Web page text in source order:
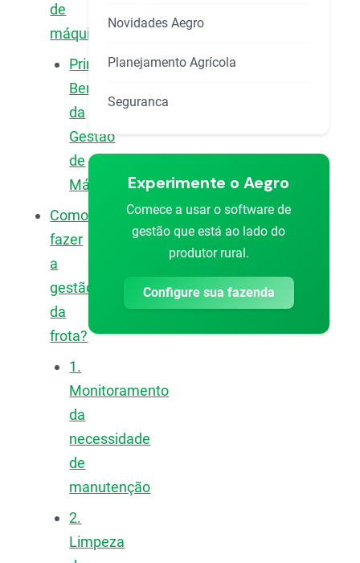
de
máquinas?
Principais
Benefícios
da
Gestão
de
Máquinas
Como
fazer
a
gestão
da
frota?
1.
Monitoramento
da
necessidade
de
manutenção
2.
Limpeza
Novidades Aegro
Planejamento Agrícola
Seguranca
Experimente o Aegro
Comece a usar o software de
gestão que está ao lado do
produtor rural.
Configure sua fazenda